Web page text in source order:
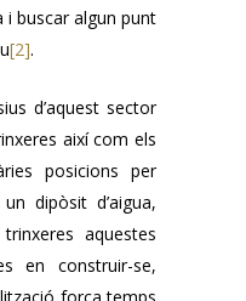
i buscar algun punt
[2].
d’aquest sector
així com els
posicions per
dipòsit d’aigua,
aquestes
en construir-se,